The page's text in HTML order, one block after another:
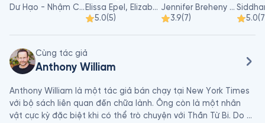
Dư Hạo - Nhậm Chi Đường, Trịnh Lê
Elissa Epel, Elizabeth Blackburn
5.0(5)
Jennifer Breheny Wallace
3.9(7) 5.0(7
Cùng tác giả
Anthony William
Anthony William là một tác giả bán chạy tại New York Times
với bộ sách liên quan đến chữa lành. Ông còn là một nhân
vật cực kỳ đặc biệt khi có thể trò chuyện với Thần Từ Bi. Do